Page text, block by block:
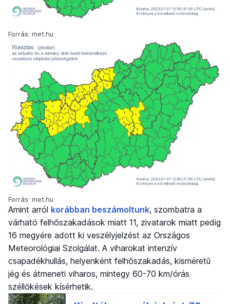
Forrás: met.hu
Forrás: met.hu
Amint arról korábban beszámoltunk, szombatra a
várható felhőszakadások miatt 11, zivatarok miatt pedig
16 megyére adott ki veszélyjelzést az Országos
Meteorológiai Szolgálat. A viharokat intenzív
csapadékhullás, helyenként felhőszakadás, kisméretű
jég és átmeneti viharos, mintegy 60-70 km/órás
széllökések kísérhetik.